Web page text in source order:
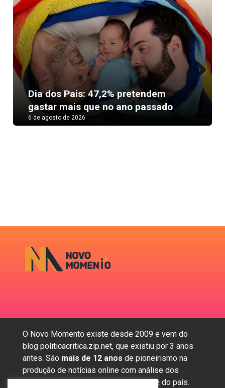
Dia dos Pais: 47,2% pretendem
gastar mais que no ano passado
6 de agosto de 2026
Next
O Novo Momento existe desde 2009 e vem do
blog politicacritica.zip.net, que existiu por 3 anos
antes. São mais de 12 anos de pioneirismo na
produção de notícias online com análise dos
assuntos mais importantes da região e do país.